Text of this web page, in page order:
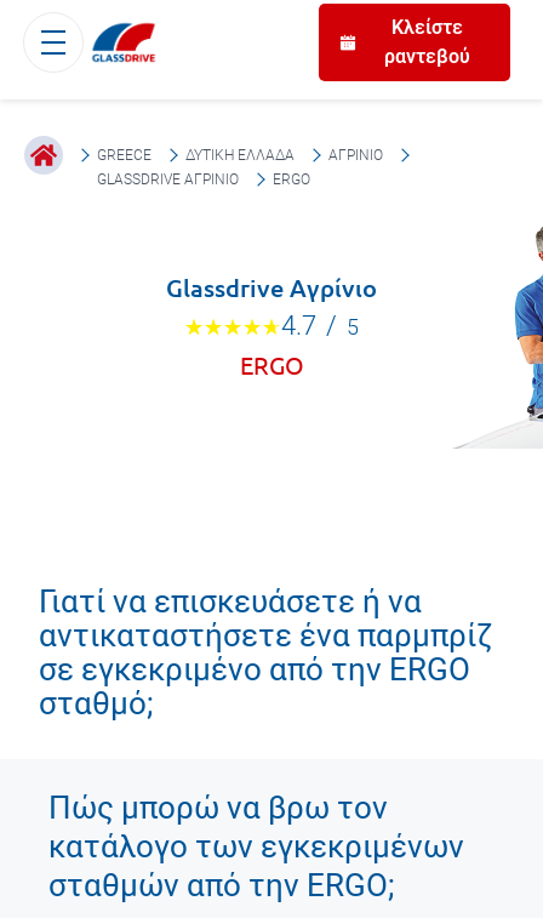
Κλείστε
ραντεβού
GREECE ΔΥΤΙΚΉ ΕΛΛΆΔΑ
ΑΓΡΊΝΙΟ
GLASSDRIVE ΑΓΡΊΝΙΟ
ERGO
Glassdrive Αγρίνιο
4.7 / 5
ERGO
Γιατί να επισκευάσετε ή να
αντικαταστήσετε ένα παρμπρίζ
σε εγκεκριμένο από την ERGO
σταθμό;
Πώς μπορώ να βρω τον
κατάλογο των εγκεκριμένων
σταθμών από την ERGO;